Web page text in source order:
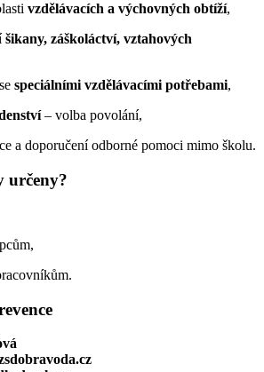
vzdělávacích a výchovných obtíží,
šikany, záškoláctví, vztahových
speciálními vzdělávacími potřebami,
– volba povolání,
a doporučení odborné pomoci mimo školu.
určeny?